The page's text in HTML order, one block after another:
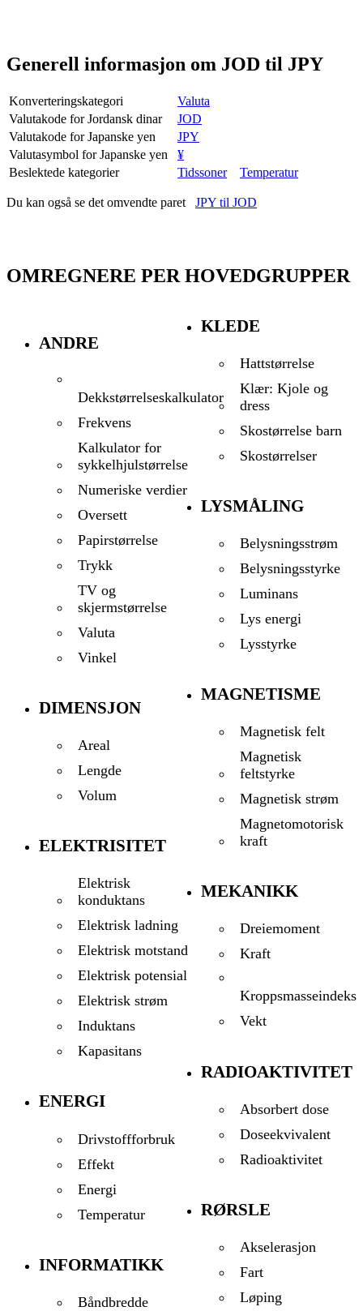
Generell informasjon om JOD til JPY
Konverteringskategori
Valuta
Valutakode for Jordansk dinar
JOD
Valutakode for Japanske yen
JPY
Valutasymbol for Japanske yen
¥
Beslektede kategorier
Tidssoner Temperatur
Du kan også se det omvendte paret JPY til JOD
OMREGNERE PER HOVEDGRUPPER
ANDRE
Dekkstørrelseskalkulator
Frekvens
Kalkulator for
sykkelhjulstørrelse
Numeriske verdier
Oversett
Papirstørrelse
Trykk
TV og
skjermstørrelse
Valuta
Vinkel
DIMENSJON
Areal
Lengde
Volum
ELEKTRISITET
Elektrisk
konduktans
Elektrisk ladning
Elektrisk motstand
Elektrisk potensial
Elektrisk strøm
Induktans
Kapasitans
ENERGI
Drivstoffforbruk
Effekt
Energi
Temperatur
INFORMATIKK
Båndbredde
KLEDE
Hattstørrelse
Klær: Kjole og
dress
Skostørrelse barn
Skostørrelser
LYSMÅLING
Belysningsstrøm
Belysningsstyrke
Luminans
Lys energi
Lysstyrke
MAGNETISME
Magnetisk felt
Magnetisk
feltstyrke
Magnetisk strøm
Magnetomotorisk
kraft
MEKANIKK
Dreiemoment
Kraft
Kroppsmasseindeks
Vekt
RADIOAKTIVITET
Absorbert dose
Doseekvivalent
Radioaktivitet
RØRSLE
Akselerasjon
Fart
Løping